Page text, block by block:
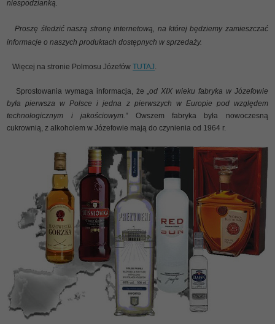
niespodzianką.
Proszę śledzić naszą stronę internetową, na której będziemy zamieszczać
informacje o naszych produktach dostępnych w sprzedaży.
Więcej na stronie Polmosu JózefówTUTAJ
Sprostowania wymaga informacja, że „od XIX wieku fabryka w Józefowie
była pierwsza w Polsce i jedna z pierwszych w Europie pod względem
technologicznym i jakościowym.” Owszem fabryka była nowoczesną
cukrownią, z alkoholem w Józefowie mają do czynienia od 1964 r.